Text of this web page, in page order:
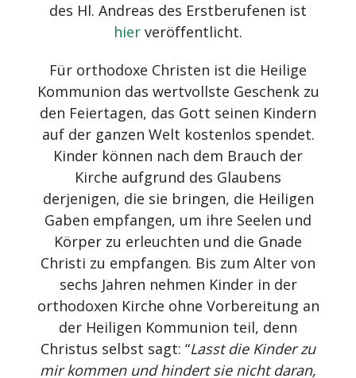
des Hl. Andreas des Erstberufenen ist
hier veröffentlicht.
Für orthodoxe Christen ist die Heilige
Kommunion das wertvollste Geschenk zu
den Feiertagen, das Gott seinen Kindern
auf der ganzen Welt kostenlos spendet.
Kinder können nach dem Brauch der
Kirche aufgrund des Glaubens
derjenigen, die sie bringen, die Heiligen
Gaben empfangen, um ihre Seelen und
Körper zu erleuchten und die Gnade
Christi zu empfangen. Bis zum Alter von
sechs Jahren nehmen Kinder in der
orthodoxen Kirche ohne Vorbereitung an
der Heiligen Kommunion teil, denn
Christus selbst sagt: “Lasst die Kinder zu
mir kommen und hindert sie nicht daran,